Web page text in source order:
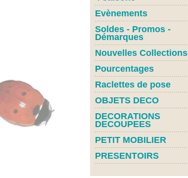
Evènements
Soldes - Promos -
Démarques
Nouvelles Collections
Pourcentages
Raclettes de pose
OBJETS DECO
DECORATIONS
DECOUPEES
PETIT MOBILIER
PRESENTOIRS